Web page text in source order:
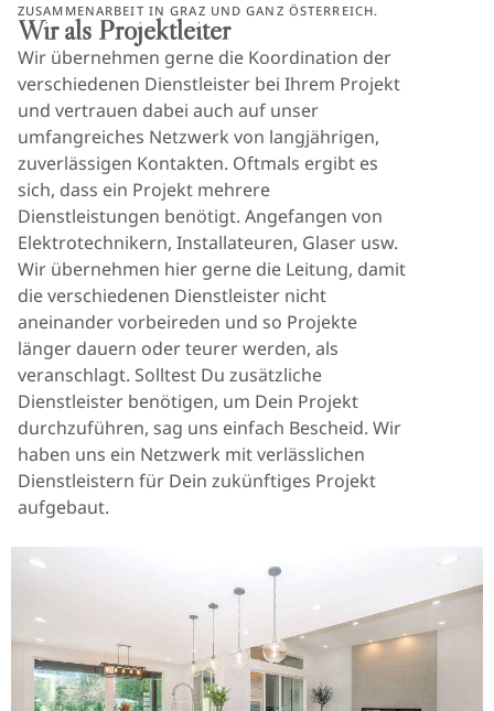
ZUSAMMENARBEIT IN GRAZ UND GANZ ÖSTERREICH.
Wir als Projektleiter
Wir übernehmen gerne die Koordination der
verschiedenen Dienstleister bei Ihrem Projekt
und vertrauen dabei auch auf unser
umfangreiches Netzwerk von langjährigen,
zuverlässigen Kontakten. Oftmals ergibt es
sich, dass ein Projekt mehrere
Dienstleistungen benötigt. Angefangen von
Elektrotechnikern, Installateuren, Glaser usw.
Wir übernehmen hier gerne die Leitung, damit
die verschiedenen Dienstleister nicht
aneinander vorbeireden und so Projekte
länger dauern oder teurer werden, als
veranschlagt. Solltest Du zusätzliche
Dienstleister benötigen, um Dein Projekt
durchzuführen, sag uns einfach Bescheid. Wir
haben uns ein Netzwerk mit verlässlichen
Dienstleistern für Dein zukünftiges Projekt
aufgebaut.